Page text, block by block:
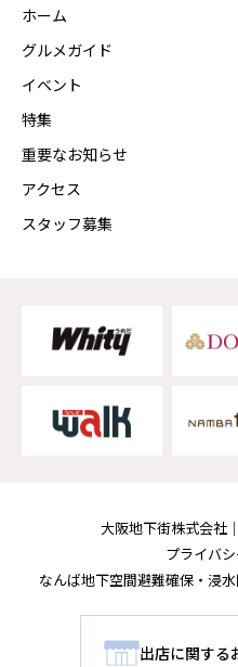
ホーム
グルメガイド
イベント
特集
重要なお知らせ
アクセス
スタッフ募集
大阪地下街株式会社
プライバ
なんば地下空間避難確保・浸
出店に関する